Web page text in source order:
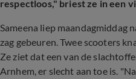
respectloos," briest ze in een
Sameena liep maandagmiddag
zag gebeuren. Twee scooters
Ze ziet dat een van de
Arnhem, er slecht aan toe is.